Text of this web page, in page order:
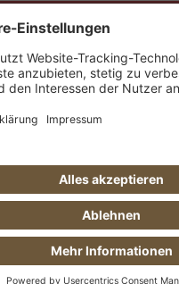
Unser
Manufaktur Jörg Geiger
exkl. MwSt. zzgl.